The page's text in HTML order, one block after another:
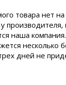
товара нет
производителя,
наша
несколько
дней не